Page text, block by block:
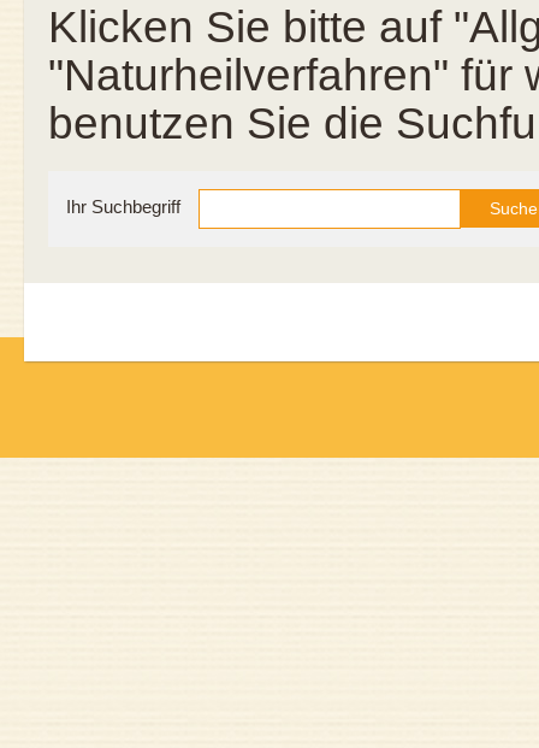
Klicken Sie bitte auf
"Naturheilverfahren" für
benutzen Sie die
Ihr Suchbegriff